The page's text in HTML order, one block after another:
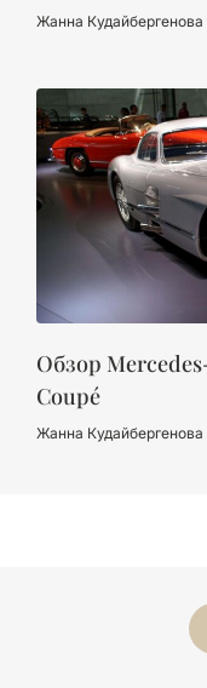
Жанна Кудайбергенова
Обзор
Coupé
Жанна Кудайбергенова